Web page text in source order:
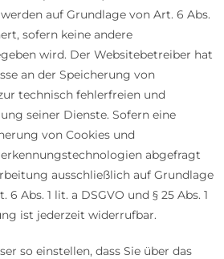
auf Grundlage von Art. 6 Abs.
sofern keine andere
wird. Der Websitebetreiber hat
an der Speicherung von
technisch fehlerfreien und
seiner Dienste. Sofern eine
von Cookies und
abgefragt
ausschließlich auf Grundlage
Abs. 1 lit. a DSGVO und § 25 Abs. 1
ist jederzeit widerrufbar.
so einstellen, dass Sie über das